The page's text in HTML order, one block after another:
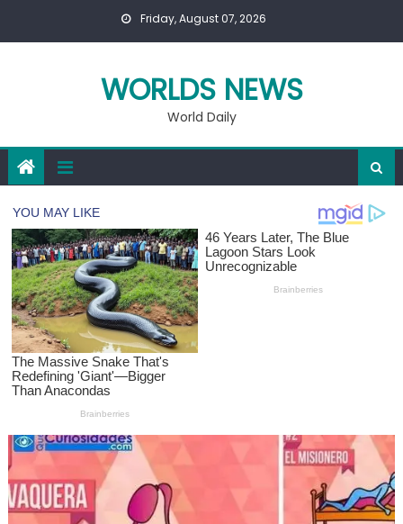
Friday, August 07, 2026
WORLDS NEWS
World Daily